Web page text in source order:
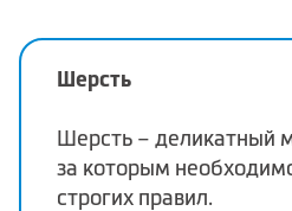
Шерсть
Шерсть – деликатный
за которым
строгих правил.